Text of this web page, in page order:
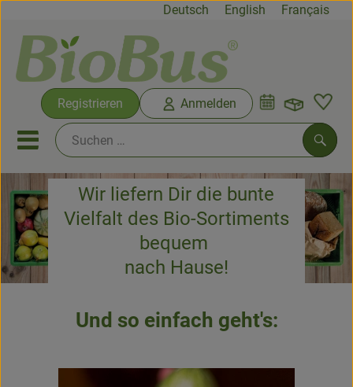
Deutsch English Français
Registrieren Anmelden
Mobiles Menu öffnen oder
Biokisten
Rezepte
Neues & Angebote
Wir liefern Dir die bunte
Vielfalt des Bio-Sortiments
bequem
nach Hause!
Und so einfach geht's: